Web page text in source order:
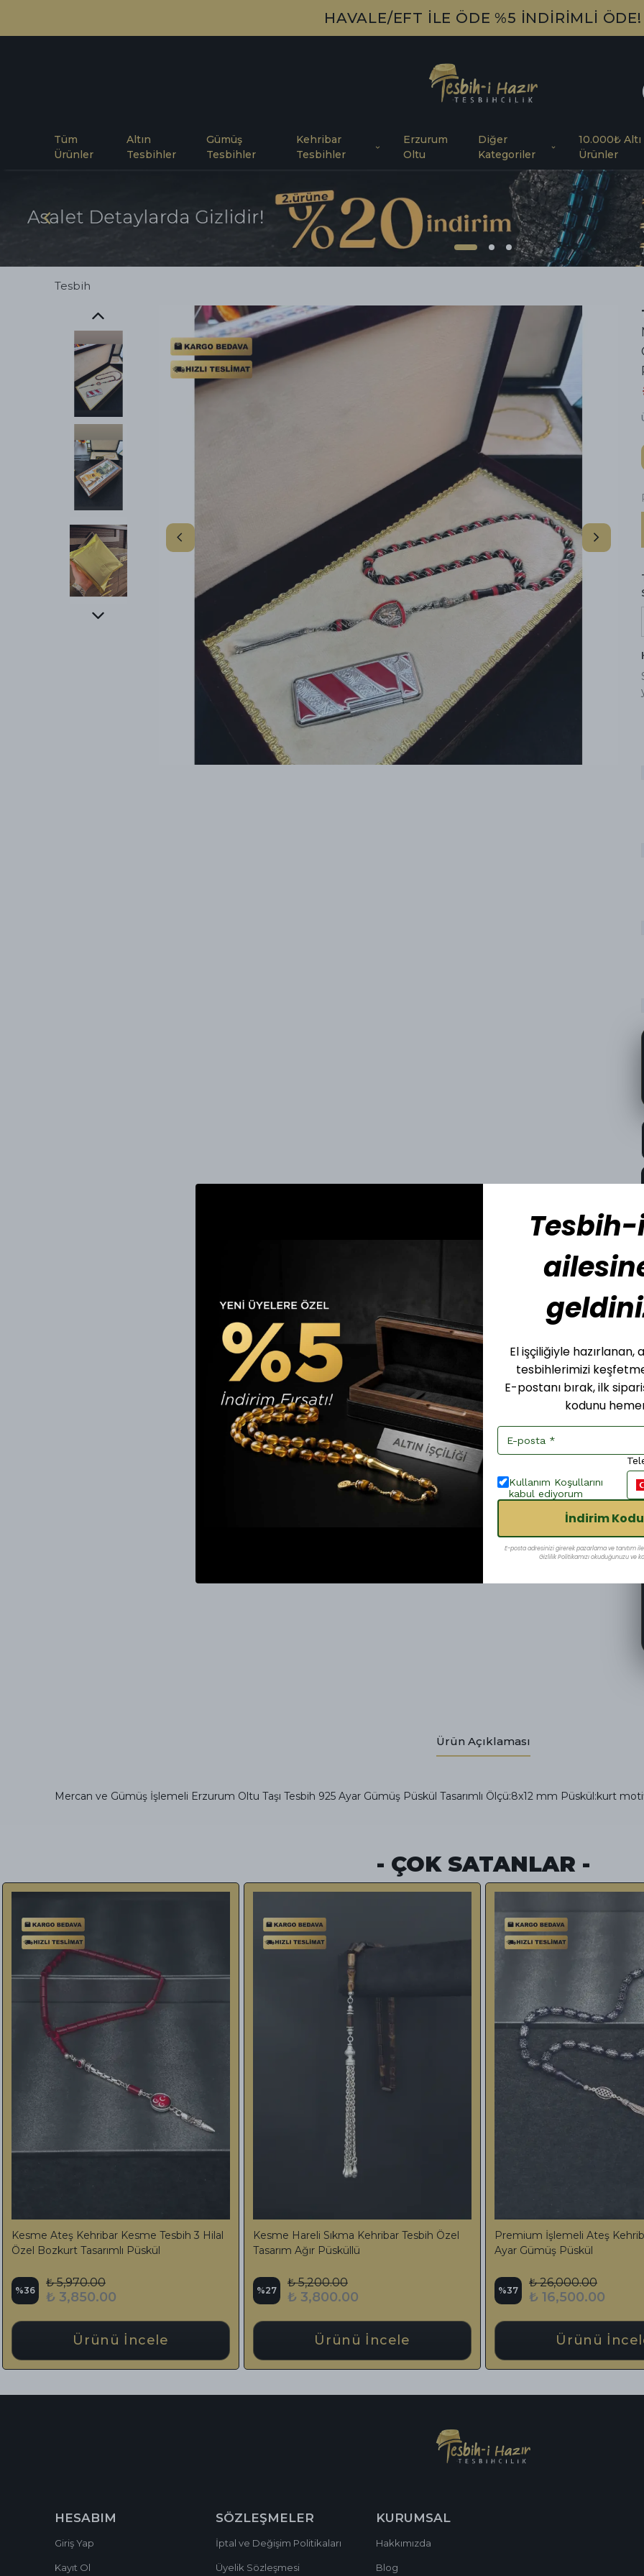
HAVALE/EFT İLE ÖDE %5 İNDİRİMLİ ÖDE!
Tüm
Ürünler
Altın
Tesbihler
Gümüş
Tesbihler
Kehribar
Tesbihler
Erzurum
Oltu
Diğer
Kategoriler
10.000₺ Altı
Ürünler
Tesbih
Ürün Açıklaması
Mercan ve Gümüş İşlemeli Erzurum Oltu Taşı Tesbih 925 Ayar Gümüş Püskül Tasarımlı Ölçü:8x12 mm Püskül:kurt
- ÇOK SATANLAR -
Çekim Harikası
Özel Tasarım Püskül
-Premium Usta işi Kesme Bilekboy
Erzurum Oltu Taşı İşlemeli Horse (AT) Figür
₺ 19,785.00
Premium Full Set 24K Altın Parçacıklı
Tesbih Özel Jewerly Series Daimound
₺ 13,500.00
HESABIM
Giriş Yap
Kayıt Ol
SÖZLEŞMELER
İptal ve Değişim Politikaları
Üyelik Sözleşmesi
KURUMSAL
Hakkımızda
Blog
Tesbih-
El işçiliğiyle hazırlanan,
tesbihlerimizi
E-postanı bırak, ilk
kodunu
Kullanım Koşullarını
kabul ediyorum
İndirim
E-posta adresinizi girerek pazarlama ve tanıtım
Gizlilik Politikamızı okuduğunuzu ve